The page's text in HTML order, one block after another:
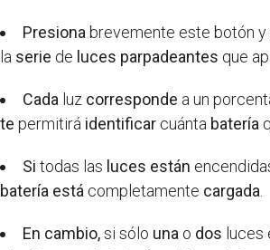
Presiona brevemente este botón y
la serie de luces parpadeantes que
Cada luz corresponde a un
te permitirá identificar cuánta batería
Si todas las luces están
batería está completamente cargada
En cambio,si sólo una o dos luces